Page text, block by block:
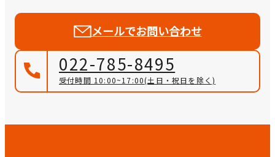
メールでお問い合わせ
022-785-8495
受付時間 10:00~17:00(土日・祝日を除く)